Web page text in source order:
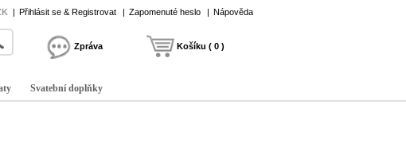
| Přihlásit se & Registrovat | Zapomenuté heslo | Nápověda
Zpráva Košíku ( 0 )
Svatební doplňky